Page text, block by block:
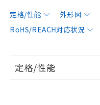
定格/性能 外形図
RoHS/REACH対応状況
定格/性能